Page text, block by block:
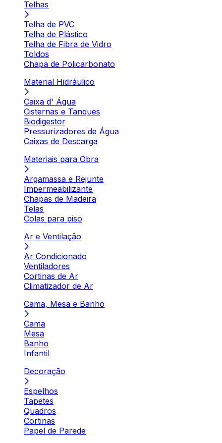
Telhas
Telha de PVC
Telha de Plástico
Telha de Fibra de Vidro
Toldos
Chapa de Policarbonato
Material Hidráulico
Caixa d' Água
Cisternas e Tanques
Biodigestor
Pressurizadores de Água
Caixas de Descarga
Materiais para Obra
Argamassa e Rejunte
Impermeabilizante
Chapas de Madeira
Telas
Colas para piso
Ar e Ventilação
Ar Condicionado
Ventiladores
Cortinas de Ar
Climatizador de Ar
Cama, Mesa e Banho
Cama
Mesa
Banho
Infantil
Decoração
Espelhos
Tapetes
Quadros
Cortinas
Papel de Parede